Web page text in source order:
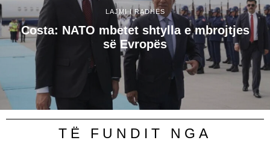
LAJMI I RADHËS
Costa: NATO mbetet shtylla e mbrojtjes
së Evropës
TË FUNDIT NGA